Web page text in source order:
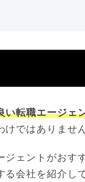
い転職エージェ
ではありませ
ェントがおす
会社を紹介し